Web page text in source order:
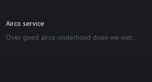
Airco service
Over goed airco-onderhoud doen we niet...